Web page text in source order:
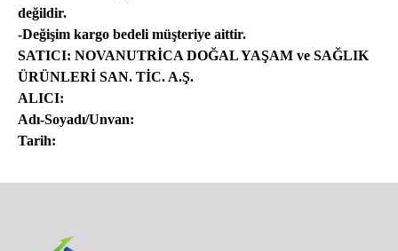
değildir.
-Değişim kargo bedeli müşteriye aittir.
SATICI: NOVANUTRİCA DOĞAL YAŞAM ve SAĞLIK
ÜRÜNLERİ SAN. TİC. A.Ş.
ALICI:
Adı-Soyadı/Unvan:
Tarih: